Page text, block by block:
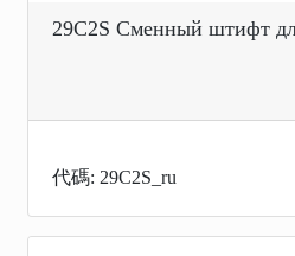
29C2S Сменный штифт
代碼: 29C2S_ru